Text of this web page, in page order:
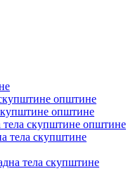
општине
општине
тела скупштине општине
тела скупштине
тела скупштине